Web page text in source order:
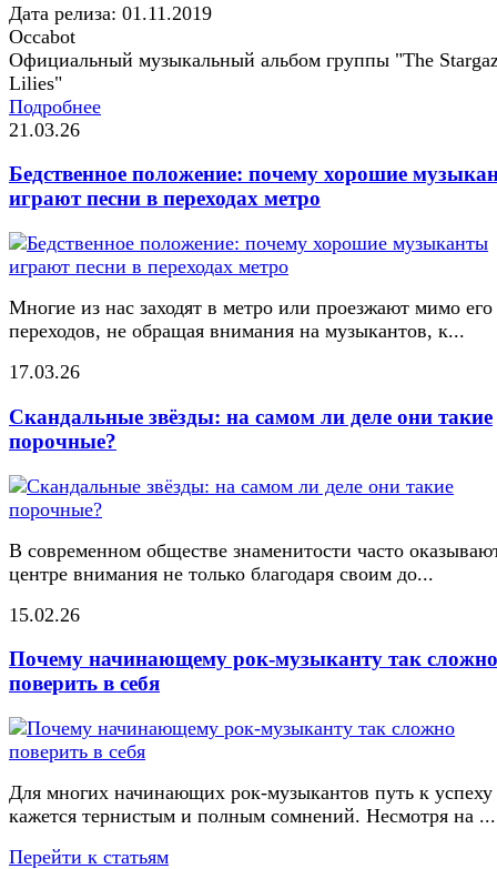
Дата релиза: 01.11.2019
Occabot
Официальный музыкальный альбом группы "The
Lilies"
Подробнее
21.03.26
Бедственное положение: почему хорошие
играют песни в переходах метро
Многие из нас заходят в метро или проезжают мимо его
переходов, не обращая внимания на музыкантов, к...
17.03.26
Скандальные звёзды: на самом ли деле они такие
порочные?
В современном обществе знаменитости часто
центре внимания не только благодаря своим до...
15.02.26
Почему начинающему рок-музыканту так сложно
поверить в себя
Для многих начинающих рок-музыкантов путь к успеху
кажется тернистым и полным сомнений. Несмотря на ...
Перейти к статьям